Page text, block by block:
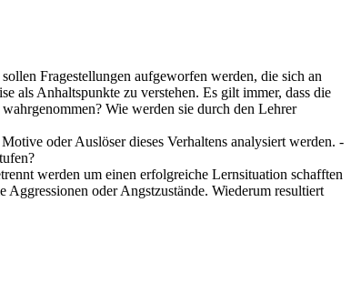
Fragestellungen aufgeworfen werden, die sich an
als Anhaltspunkte zu verstehen. Es gilt immer, dass die
Wie werden sie durch den Lehrer
oder Auslöser dieses Verhaltens analysiert werden. -
werden um einen erfolgreiche Lernsituation schafften
oder Angstzustände. Wiederum resultiert